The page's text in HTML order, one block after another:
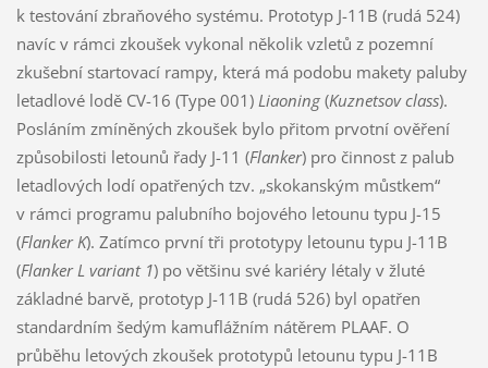
k testování zbraňového systému. Prototyp J-11B (rudá 524)
navíc v rámci zkoušek vykonal několik vzletů z pozemní
zkušební startovací rampy, která má podobu makety paluby
letadlové lodě CV-16 (Type 001) Liaoning (Kuznetsov class).
Posláním zmíněných zkoušek bylo přitom prvotní ověření
způsobilosti letounů řady J-11 (Flanker) pro činnost z palub
letadlových lodí opatřených tzv. „skokanským můstkem“
v rámci programu palubního bojového letounu typu J-15
(Flanker K). Zatímco první tři prototypy letounu typu J-11B
(Flanker L variant 1) po většinu své kariéry létaly v žluté
základné barvě, prototyp J-11B (rudá 526) byl opatřen
standardním šedým kamuflážním nátěrem PLAAF. O
průběhu letových zkoušek prototypů letounu typu J-11B